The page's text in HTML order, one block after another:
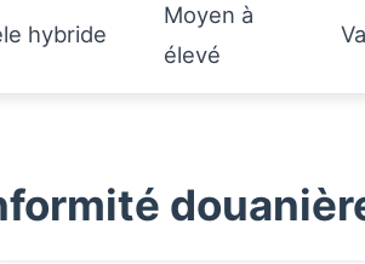
hybride
Moyen à
élevé